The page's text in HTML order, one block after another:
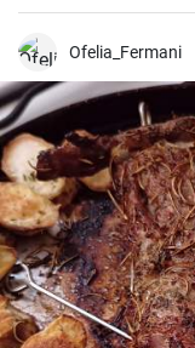
que el atún le aporta
Ofelia_Fermani